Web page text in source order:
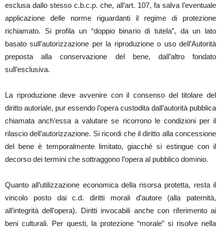
esclusa dallo stesso c.b.c.p. che, all’art. 107, fa salva l’eventuale
applicazione delle norme riguardanti il regime di protezione
richiamato. Si profila un “doppio binario di tutela”, da un lato
basato sull’autorizzazione per la riproduzione o uso dell’Autorità
preposta alla conservazione del bene, dall’altro fondato
sull’esclusiva.
La riproduzione deve avvenire con il consenso del titolare del
diritto autoriale, pur essendo l’opera custodita dall’autorità pubblica
chiamata anch’essa a valutare se ricorrono le condizioni per il
rilascio dell’autorizzazione. Si ricordi che il diritto alla concessione
del bene è temporalmente limitato, giacché si estingue con il
decorso dei termini che sottraggono l’opera al pubblico dominio.
Quanto all’utilizzazione economica della risorsa protetta, resta il
vincolo posto dai c.d. diritti morali d’autore (alla paternità,
all’integrità dell’opera). Diritti invocabili anche con riferimento ai
beni culturali. Per questi, la protezione “morale” si risolve nella